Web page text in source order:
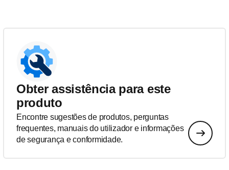
Obter assistência para este
produto
Encontre sugestões de produtos, perguntas
frequentes, manuais do utilizador e informações
de segurança e conformidade.